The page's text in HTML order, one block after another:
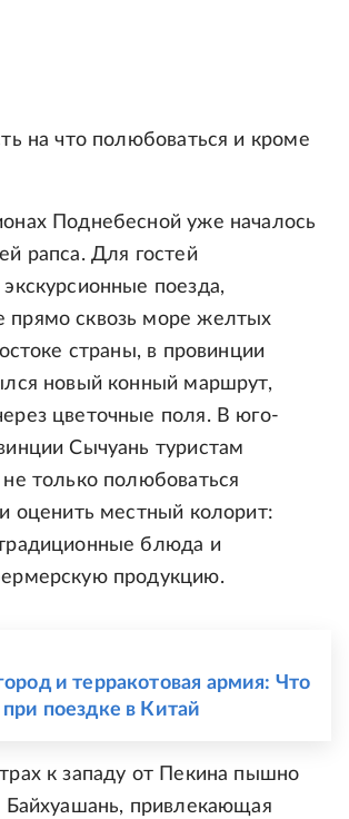
на что полюбоваться и кроме
Поднебесной уже началось
рапса. Для гостей
поезда,
сквозь море желтых
страны, в провинции
новый конный маршрут,
цветочные поля. В юго-
Сычуань туристам
не только полюбоваться
оценить местный колорит:
блюда и
продукцию.
и терракотовая армия: Что
поездке в Китай
к западу от Пекина пышно
Байхуашань, привлекающая